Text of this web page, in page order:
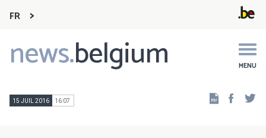
FR
news.belgium MENU
Main
navigation
15 JUIL 2016 16:07